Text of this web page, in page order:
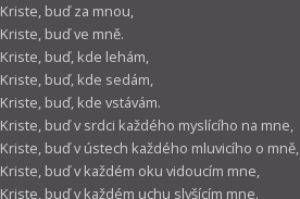
Kriste, buď za mnou,
Kriste, buď ve mně.
Kriste, buď, kde lehám,
Kriste, buď, kde sedám,
Kriste, buď, kde vstávám.
Kriste, buď v srdci každého myslícího na mne,
Kriste, buď v ústech každého mluvicího o mně,
Kriste, buď v každém oku vidoucím mne,
Kriste, buď v každém uchu slyšícím mne.